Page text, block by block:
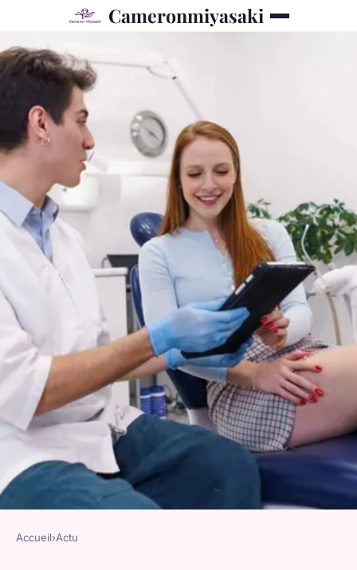
Cameronmiyasaki
Accueil›Actu